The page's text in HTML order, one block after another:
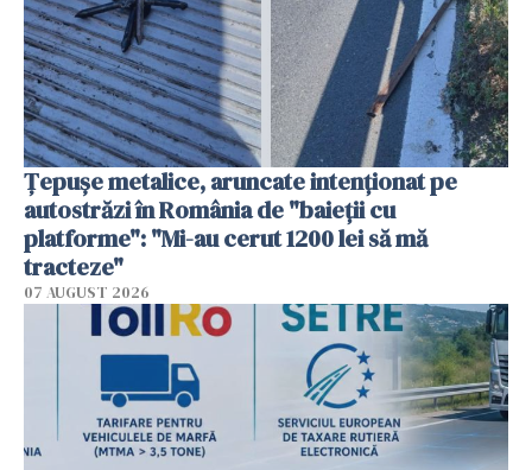
Țepușe metalice, aruncate intenționat pe
autostrăzi în România de "baieții cu
platforme": "Mi-au cerut 1200 lei să mă
tracteze"
07 AUGUST 2026